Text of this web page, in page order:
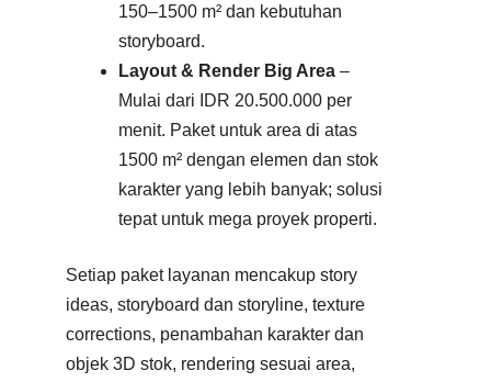
150–1500 m² dan kebutuhan
storyboard.
Layout & Render Big Area–
Mulai dari IDR 20.500.000 per
menit. Paket untuk area di atas
1500 m² dengan elemen dan stok
karakter yang lebih banyak; solusi
tepat untuk mega proyek properti.
Setiap paket layanan mencakup story
ideas, storyboard dan storyline, texture
corrections, penambahan karakter dan
objek 3D stok, rendering sesuai area,